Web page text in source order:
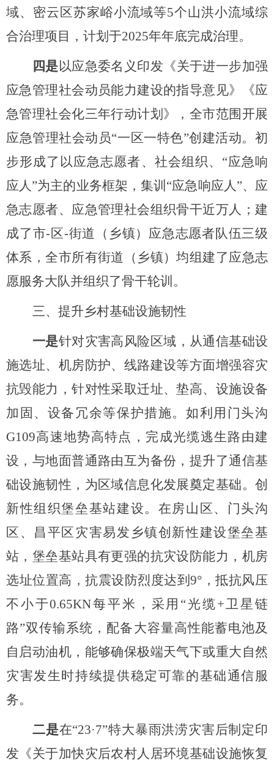
域、密云区苏家峪小流域等5个山洪小流域综
合治理项目，计划于2025年年底完成治理。
四是以应急委名义印发《关于进一步加强
应急管理社会动员能力建设的指导意见》《应
急管理社会化三年行动计划》，全市范围开展
应急管理社会动员“一区一特色”创建活动。初
步形成了以应急志愿者、社会组织、“应急响
应人”为主的业务框架，集训“应急响应人”、应
急志愿者、应急管理社会组织骨干近万人；建
成了市-区-街道（乡镇）应急志愿者队伍三级
体系，全市所有街道（乡镇）均组建了应急志
愿服务大队并组织了骨干轮训。
三、 提升乡村基础设施韧性
一是针对灾害高风险区域，从通信基础设
施选址、机房防护、线路建设等方面增强容灾
抗毁能力，针对性采取迁址、垫高、设施设备
加固、设备冗余等保护措施。如利用门头沟
G109高速地势高特点，完成光缆逃生路由建
设，与地面普通路由互为备份，提升了通信基
础设施韧性，为区域信息化发展奠定基础。创
新性组织堡垒基站建设。在房山区、门头沟
区、昌平区灾害易发乡镇创新性建设堡垒基
站，堡垒基站具有更强的抗灾设防能力，机房
选址位置高，抗震设防烈度达到9°，抵抗风压
不小于0.65KN每平米，采用“光缆+卫星链
路”双传输系统，配备大容量高性能蓄电池及
自启动油机，能够确保极端天气下或重大自然
灾害发生时持续提供稳定可靠的基础通信服
务。
二是在“23·7”特大暴雨洪涝灾害后制定印
发《关于加快灾后农村人居环境基础设施恢复